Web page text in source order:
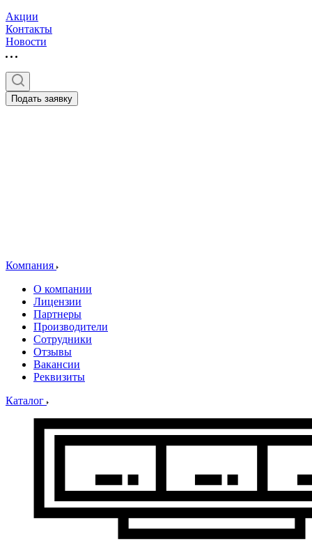
Акции
Контакты
Новости
Подать заявку
Компания
О компании
Лицензии
Партнеры
Производители
Сотрудники
Отзывы
Вакансии
Реквизиты
Каталог